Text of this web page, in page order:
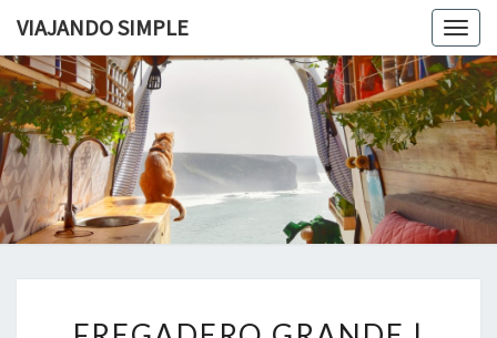
VIAJANDO SIMPLE
SIMPLE
Viviendo
En Un
Camión
Por
Europa
GRANDE